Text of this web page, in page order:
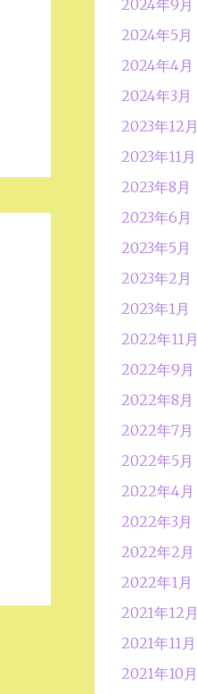
2024年9月
2024年5月
2024年4月
2024年3月
2023年12月
2023年11月
2023年8月
2023年6月
2023年5月
2023年2月
2023年1月
2022年11月
2022年9月
2022年8月
2022年7月
2022年5月
2022年4月
2022年3月
2022年2月
2022年1月
2021年12月
2021年11月
2021年10月